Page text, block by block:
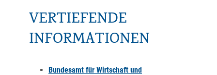
VERTIEFENDE
INFORMATIONEN
Bundesamt für Wirtschaft und